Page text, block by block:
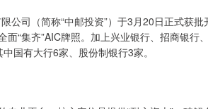
司（简称“中邮投资”）于3月20日正式获批
面“集齐”AIC牌照。加上兴业银行、招商银
国有大行6家、股份制银行3家。